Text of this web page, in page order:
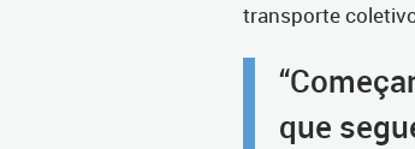
transporte
que